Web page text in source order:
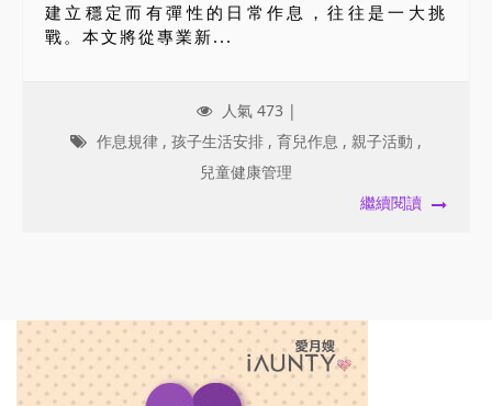
建立穩定而有彈性的日常作息，往往是一大挑
戰。本文將從專業新...
人氣 473 |
作息規律 , 孩子生活安排 , 育兒作息 , 親子活動 ,
兒童健康管理
繼續閱讀